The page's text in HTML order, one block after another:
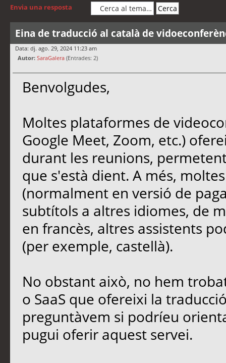
Envia una resposta
Eina de traducció al català de
Data: dj. ago. 29, 2024 11:23 am
Autor: SaraGalera (Entrades: 2)
Benvolgudes,
Moltes plataformes de
Google Meet, Zoom, etc.)
durant les reunions,
que s'està dient. A més,
(normalment en versió de
subtítols a altres idiomes, de
en francès, altres assistents
(per exemple, castellà).
No obstant això, no hem
o SaaS que ofereixi la
preguntàvem si podríeu
pugui oferir aquest servei.